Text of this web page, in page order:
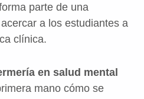
parte de una
a los estudiantes a
clínica.
en salud mental
mano cómo se